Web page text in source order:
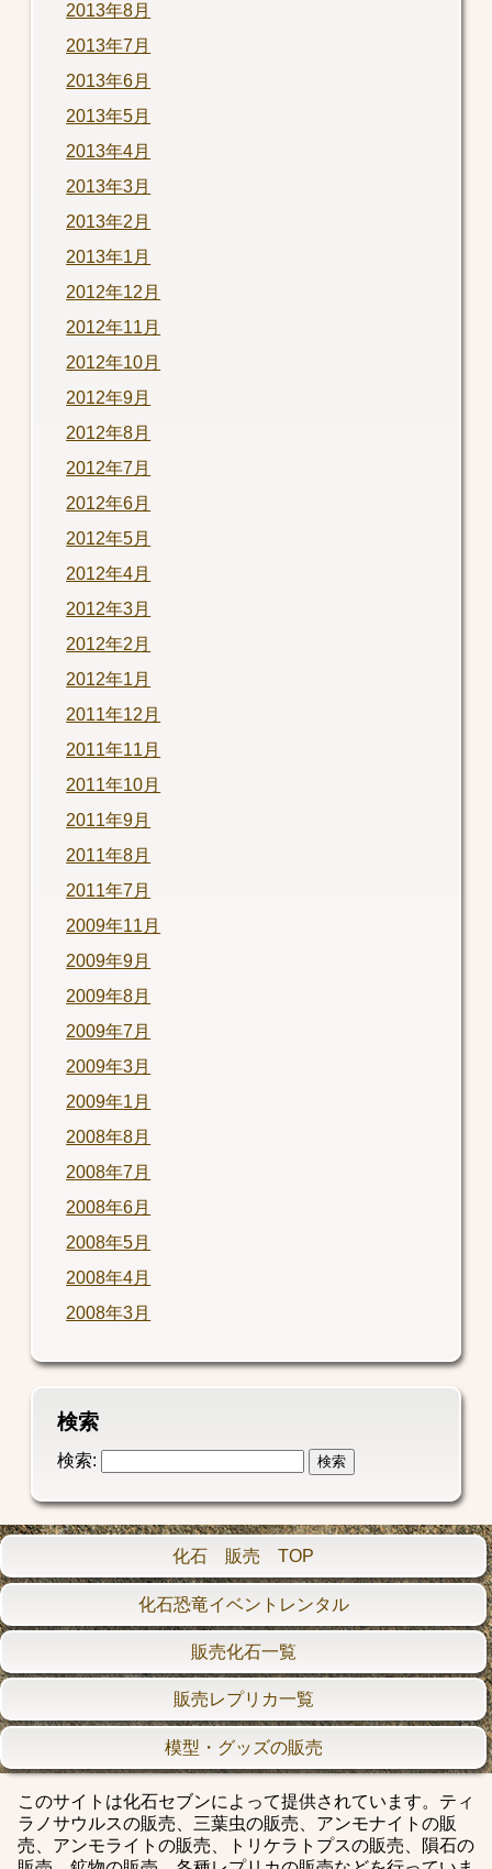
2013年8月
2013年7月
2013年6月
2013年5月
2013年4月
2013年3月
2013年2月
2013年1月
2012年12月
2012年11月
2012年10月
2012年9月
2012年8月
2012年7月
2012年6月
2012年5月
2012年4月
2012年3月
2012年2月
2012年1月
2011年12月
2011年11月
2011年10月
2011年9月
2011年8月
2011年7月
2009年11月
2009年9月
2009年8月
2009年7月
2009年3月
2009年1月
2008年8月
2008年7月
2008年6月
2008年5月
2008年4月
2008年3月
検索
検索:
化石 販売 TOP
化石恐竜イベントレンタル
販売化石一覧
販売レプリカ一覧
模型・グッズの販売
このサイトは化石セブンによって提供されています。ティ
ラノサウルスの販売、三葉虫の販売、アンモナイトの販
売、アンモライトの販売、トリケラトプスの販売、隕石の